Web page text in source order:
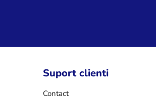
Suport clienti
Contact